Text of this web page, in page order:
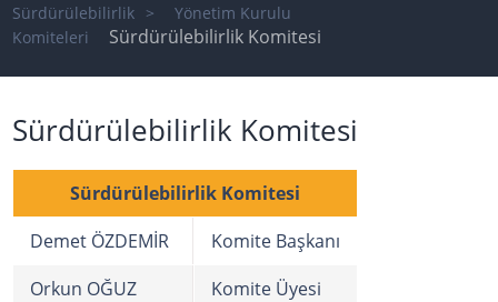
Sürdürülebilirlik
Yönetim Kurulu
Komiteleri
Sürdürülebilirlik Komitesi
Sürdürülebilirlik Komitesi
Sürdürülebilirlik Komitesi
Demet ÖZDEMİR
Komite Başkanı
Orkun OĞUZ
Komite Üyesi